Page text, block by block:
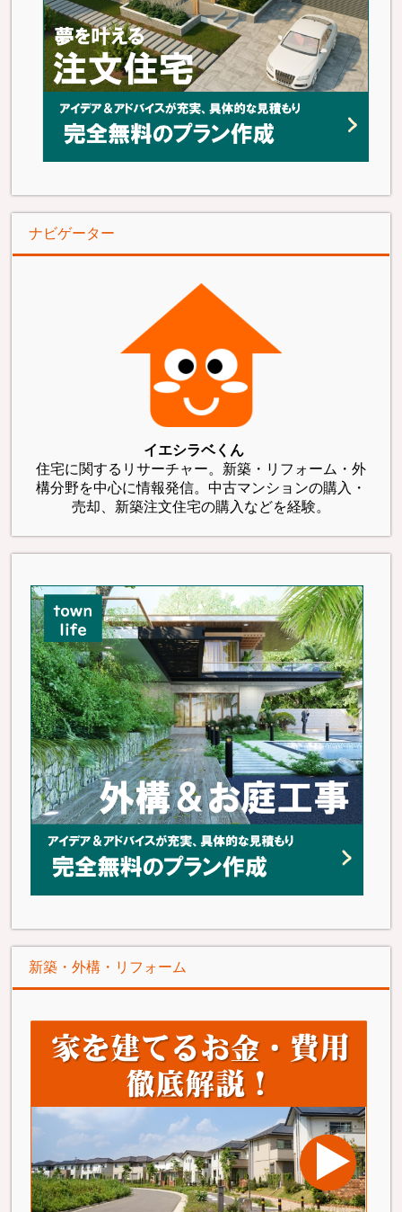
ナビゲーター
イエシラベくん
住宅に関するリサーチャー。新築・リフォーム・外
構分野を中心に情報発信。中古マンションの購入・
売却、新築注文住宅の購入などを経験。
新築・外構・リフォーム